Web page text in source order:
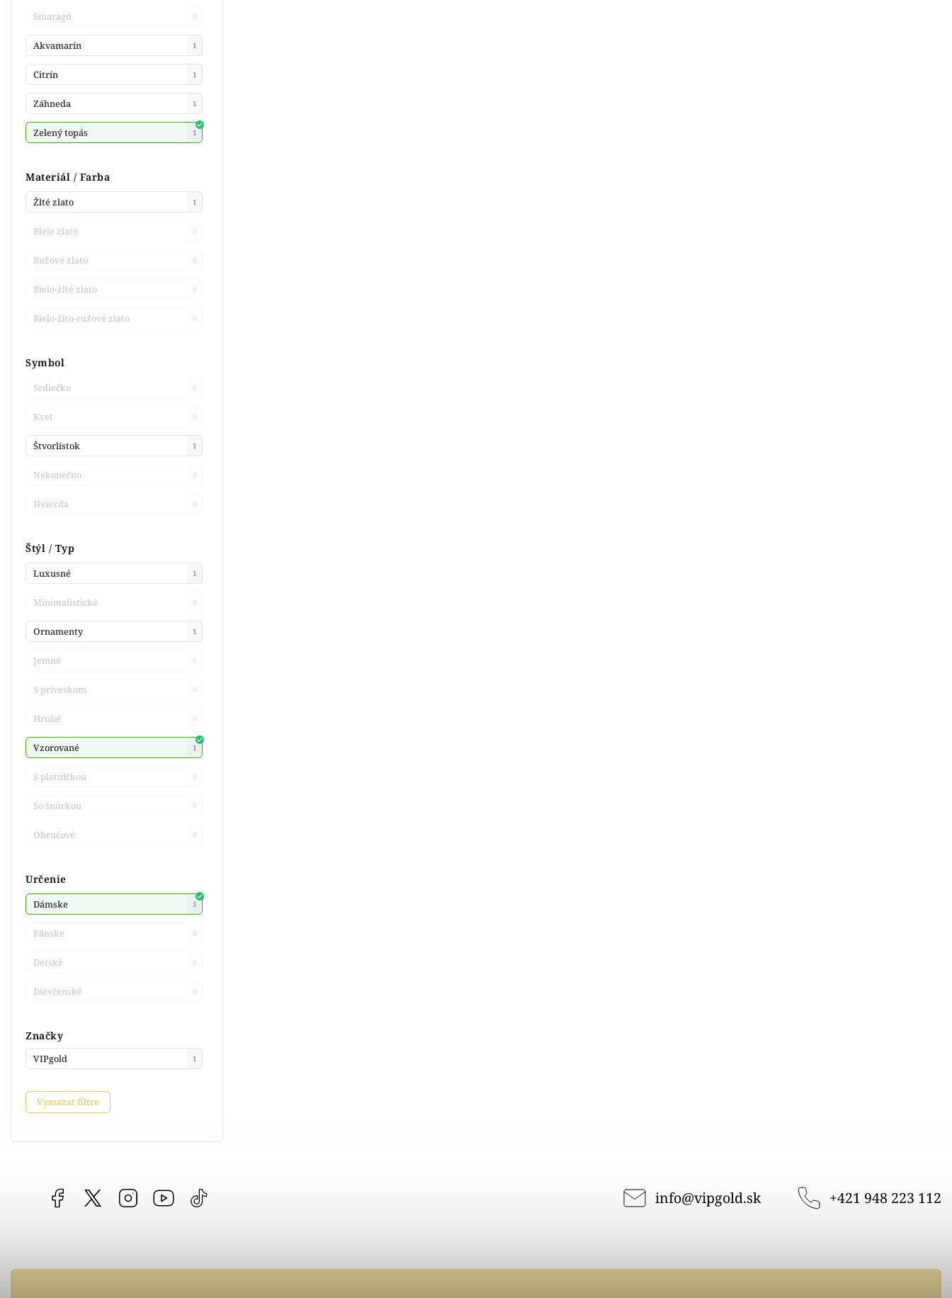
Značky
VIPgold 1
Smaragd 0
Akvamarín 1
Citrín 1
Záhneda 1
Zelený topás 1
Materiál / Farba
Žlté zlato 1
Biele zlato 0
Ružové zlato 0
Bielo-žlté zlato 0
Bielo-žlto-ružové zlato 0
Symbol
Srdiečko 0
Kvet 0
Štvorlístok 1
Nekonečno 0
Hviezda 0
Štýl / Typ
Luxusné 1
Minimalistické 0
Ornamenty 1
Jemné 0
S príveskom 0
Hrubé 0
Vzorované 1
S platničkou 0
So šnúrkou 0
Obručové 0
Určenie
Dámske 1
Pánske 0
Detské 0
Dievčenské 0
Vymazať filtre
Facebook vipgoldsk InstagramYouTube info@vipgold.sk +421 948 223 112